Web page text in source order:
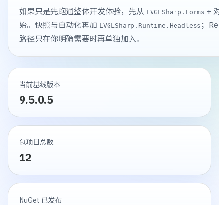
如果只是先跑通整体开发体验，先从 LVGLSharp.Forms +
始。快照与自动化再加 LVGLSharp.Runtime.Headless ；
路径只在你明确需要时再单独加入。
当前基线版本
9.5.0.5
包项目总数
12
NuGet 已发布